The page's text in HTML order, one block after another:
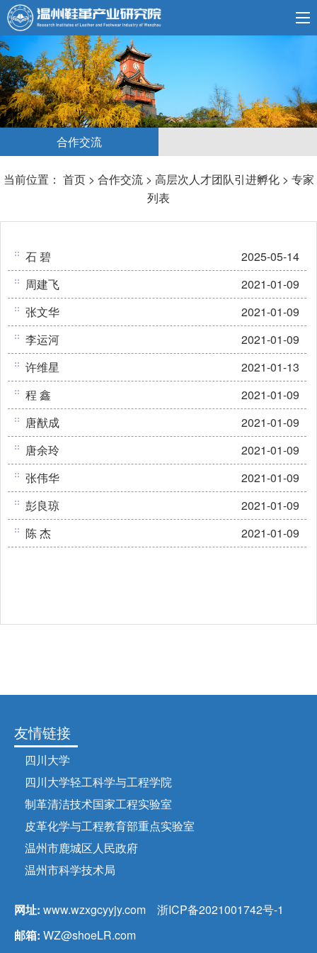
合作交流
当前位置： 首页> 合作交流> 高层次人才团队引进孵化> 专家
列表
2025-05-14
石 碧
2021-01-09
周建飞
2021-01-09
张文华
2021-01-09
李运河
2021-01-13
许维星
2021-01-09
程 鑫
2021-01-09
唐猷成
2021-01-09
唐余玲
2021-01-09
张伟华
2021-01-09
彭良琼
2021-01-09
陈 杰
友情链接
四川大学
四川大学轻工科学与工程学院
制革清洁技术国家工程实验室
皮革化学与工程教育部重点实验室
温州市鹿城区人民政府
温州市科学技术局
网址: www.wzxgcyyjy.com
浙ICP备2021001742号-1
邮箱: WZ@shoeLR.com